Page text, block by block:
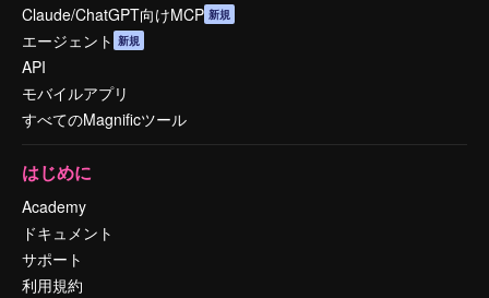
Claude/ChatGPT向けMCP 新規
エージェント 新規
API
モバイルアプリ
すべてのMagnificツール
はじめに
Academy
ドキュメント
サポート
利用規約